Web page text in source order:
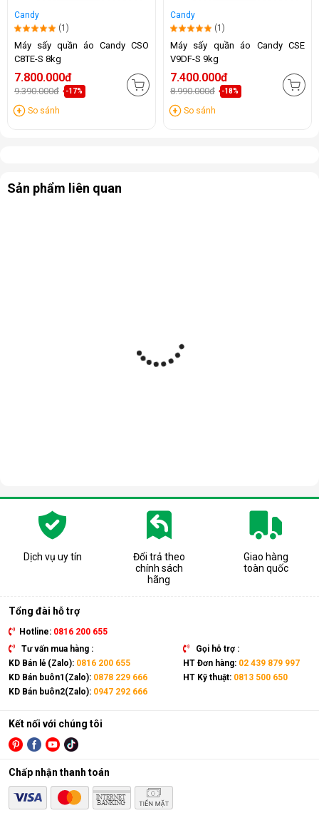
Candy
(1)
Máy sấy quần áo Candy CSO
C8TE-S 8kg
7.800.000đ
9.390.000đ -17%
So sánh
Candy
(1)
Máy sấy quần áo Candy CSE
V9DF-S 9kg
7.400.000đ
8.990.000đ -18%
So sánh
Sản phẩm liên quan
Dịch vụ uy tín
Đổi trả theo
chính sách
hãng
Giao hàng
toàn quốc
Tổng đài hỗ trợ
Hotline: 0816 200 655
Tư vấn mua hàng :
KD Bán lẻ (Zalo): 0816 200 655
KD Bán buôn1(Zalo): 0878 229 666
KD Bán buôn2(Zalo): 0947 292 666
Gọi hỗ trợ :
HT Đơn hàng: 02 439 879 997
HT Kỹ thuật: 0813 500 650
Kết nối với chúng tôi
Chấp nhận thanh toán